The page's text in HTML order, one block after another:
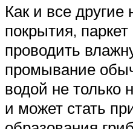
Как и все другие
покрытия,
проводить
промывание
водой не только
и может стать